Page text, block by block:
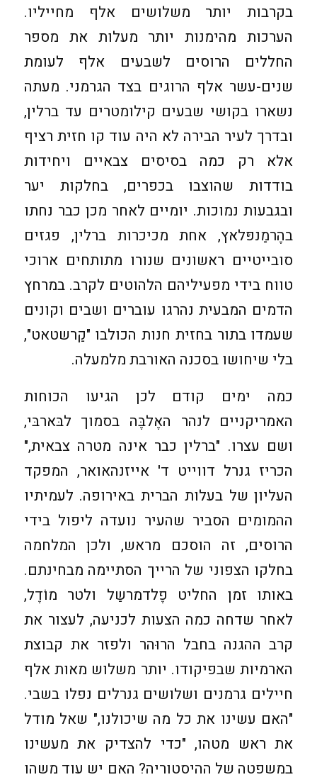
בקרבות יותר משלושים אלף מחייליו.
הערכות מהימנות יותר מעלות את מספר
החללים הרוסים לשבעים אלף לעומת
שנים-עשר אלף הרוגים בצד הגרמני. מעתה
נשארו בקושי שבעים קילומטרים עד ברלין,
ובדרך לעיר הבירה לא היה עוד קו חזית רציף
אלא רק כמה בסיסים צבאיים ויחידות
בודדות שהוצבו בכפרים, בחלקות יער
ובגבעות נמוכות. יומיים לאחר מכן כבר נחתו
בהֶרמַנפּלאץ, אחת מכיכרות ברלין, פגזים
סובייטיים ראשונים שנורו מתותחים ארוכי
טווח בידי מפעיליהם הלהוטים לקרב. במרחץ
הדמים המבעית נהרגו עוברים ושבים וקונים
שעמדו בתור בחזית חנות הכולבו "קַרשטאט",
בלי שיחושו בסכנה האורבת מלמעלה.
כמה ימים קודם לכן הגיעו הכוחות
האמריקניים לנהר האֶלבֶּה בסמוך לבּארבּי,
ושם עצרו. "ברלין כבר אינה מטרה צבאית,"
הכריז גנרל דווייט ד' אייזנהאואר, המפקד
העליון של בעלות הברית באירופה. לעמיתיו
ההמומים הסביר שהעיר נועדה ליפול בידי
הרוסים, זה הוסכם מראש, ולכן המלחמה
בחלקו הצפוני של הרייך הסתיימה מבחינתם.
באותו זמן החליט פֶלדמרשַל ולטר מוֹדֶל,
לאחר שדחה כמה הצעות לכניעה, לעצור את
קרב ההגנה בחבל הרוּהר ולפזר את קבוצת
הארמיות שבפיקודו. יותר משלוש מאות אלף
חיילים גרמנים ושלושים גנרלים נפלו בשבי.
"האם עשינו את כל מה שיכולנו," שאל מודל
את ראש מטהו, "כדי להצדיק את מעשינו
במשפטה של ההיסטוריה? האם יש עוד משהו